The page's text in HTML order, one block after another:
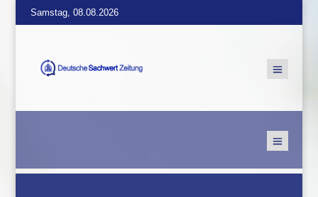
Samstag, 08.08.2026